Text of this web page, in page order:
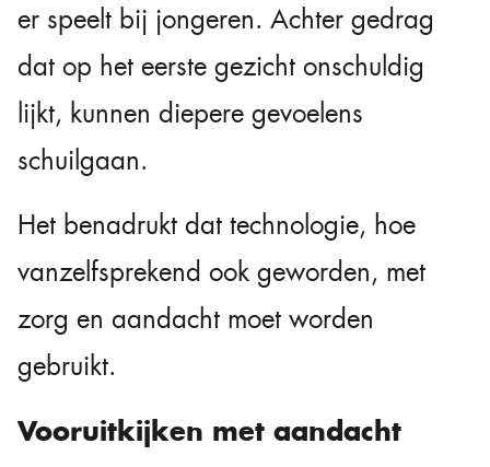
er speelt bij jongeren. Achter gedrag
dat op het eerste gezicht onschuldig
lijkt, kunnen diepere gevoelens
schuilgaan.
Het benadrukt dat technologie, hoe
vanzelfsprekend ook geworden, met
zorg en aandacht moet worden
gebruikt.
Vooruitkijken met aandacht